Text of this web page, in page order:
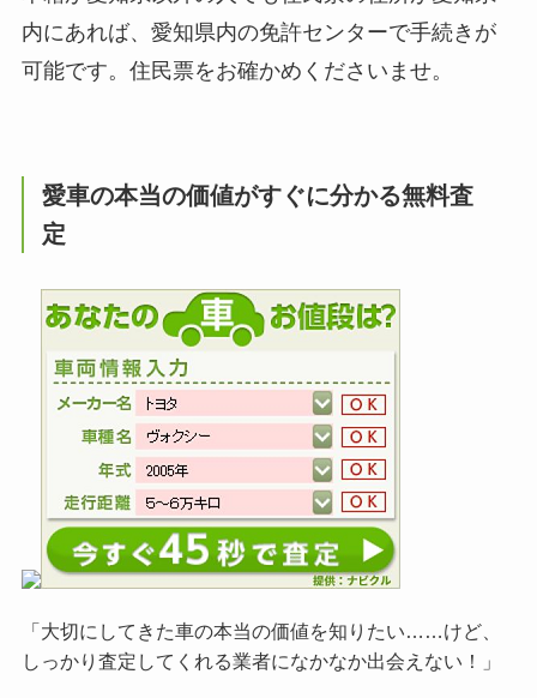
内にあれば、愛知県内の免許センターで手続きが
可能です。住民票をお確かめくださいませ。
愛車の本当の価値がすぐに分かる無料査
定
「大切にしてきた車の本当の価値を知りたい……けど、
しっかり査定してくれる業者になかなか出会えない！」